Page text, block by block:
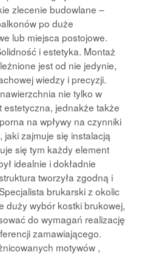
zlecenie budowlane –
po duże
lub miejsca postojowe.
i estetyka. Montaż
jest od nie jedynie,
wiedzy i precyzji.
nie tylko w
jednakże także
na wpływy na czynniki
zajmuje się instalacją
się tym każdy element
idealnie i dokładnie
tworzyła zgodną i
brukarski z okolic
duży wybór kostki brukowej,
do wymagań realizację
zamawiającego.
motywów ,